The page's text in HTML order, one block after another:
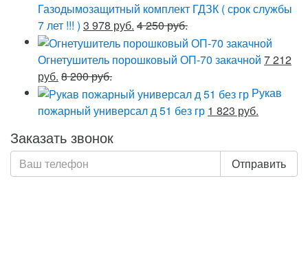
Газодымозащитный комплект ГДЗК ( срок службы
7 лет !!! ) 3 978 руб. 4 250 руб.
Огнетушитель порошковый ОП-70 закачной 7 212
руб. 8 200 руб.
Рукав
пожарный универсал д 51 без гр 1 823 руб.
Заказать звонок
Отправить